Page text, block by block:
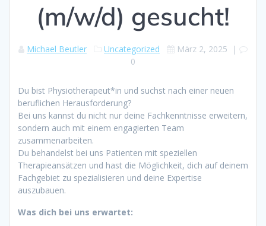
(m/w/d) gesucht!
Michael Beutler Uncategorized März 2, 2025 |
0
Du bist Physiotherapeut*in und suchst nach einer neuen
beruflichen Herausforderung?
Bei uns kannst du nicht nur deine Fachkenntnisse erweitern,
sondern auch mit einem engagierten Team
zusammenarbeiten.
Du behandelst bei uns Patienten mit speziellen
Therapieansätzen und hast die Möglichkeit, dich auf deinem
Fachgebiet zu spezialisieren und deine Expertise
auszubauen.
Was dich bei uns erwartet: